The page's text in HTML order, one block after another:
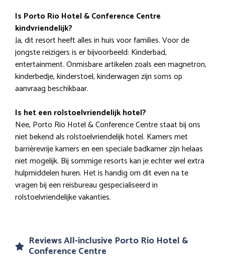
Is Porto Rio Hotel & Conference Centre
kindvriendelijk?
Ja, dit resort heeft alles in huis voor families. Voor de
jongste reizigers is er bijvoorbeeld: Kinderbad,
entertainment. Onmisbare artikelen zoals een magnetron,
kinderbedje, kinderstoel, kinderwagen zijn soms op
aanvraag beschikbaar.
Is het een rolstoelvriendelijk hotel?
Nee, Porto Rio Hotel & Conference Centre staat bij ons
niet bekend als rolstoelvriendelijk hotel. Kamers met
barrièrevrije kamers en een speciale badkamer zijn helaas
niet mogelijk. Bij sommige resorts kan je echter wel extra
hulpmiddelen huren. Het is handig om dit even na te
vragen bij een reisbureau gespecialiseerd in
rolstoelvriendelijke vakanties.
Reviews All-inclusive Porto Rio Hotel &
Conference Centre